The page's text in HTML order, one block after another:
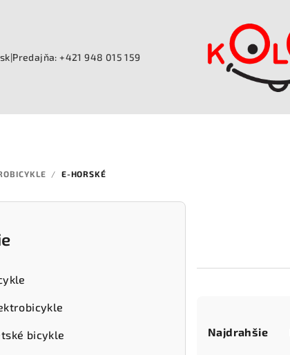
|Predajňa: +421 948 015 159
/ E-HORSKÉ
bicykle
aNajdrahšie